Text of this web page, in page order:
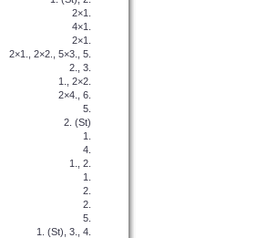
2×1.
4×1.
2×1.
2×1., 2×2., 5×3., 5.
2., 3.
1., 2×2.
2×4., 6.
5.
2. (St)
1.
4.
1., 2.
1.
2.
2.
5.
1. (St), 3., 4.